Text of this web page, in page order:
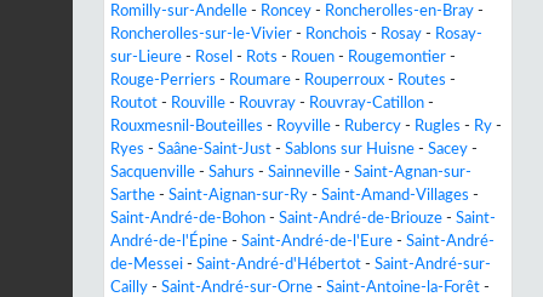
Romilly-sur-Andelle - Roncey - Roncherolles-en-Bray -
Roncherolles-sur-le-Vivier - Ronchois - Rosay - Rosay-
sur-Lieure - Rosel - Rots - Rouen - Rougemontier -
Rouge-Perriers - Roumare - Rouperroux - Routes -
Routot - Rouville - Rouvray - Rouvray-Catillon -
Rouxmesnil-Bouteilles - Royville - Rubercy - Rugles - Ry -
Ryes - Saâne-Saint-Just - Sablons sur Huisne - Sacey -
Sacquenville - Sahurs - Sainneville - Saint-Agnan-sur-
Sarthe - Saint-Aignan-sur-Ry - Saint-Amand-Villages -
Saint-André-de-Bohon - Saint-André-de-Briouze - Saint-
André-de-l'Épine - Saint-André-de-l'Eure - Saint-André-
de-Messei - Saint-André-d'Hébertot - Saint-André-sur-
Cailly - Saint-André-sur-Orne - Saint-Antoine-la-Forêt -